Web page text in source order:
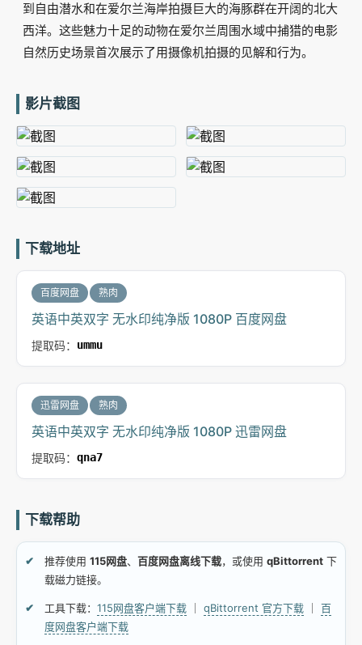
到自由潜水和在爱尔兰海岸拍摄巨大的海豚群在开阔的北大
西洋。这些魅力十足的动物在爱尔兰周围水域中捕猎的电影
自然历史场景首次展示了用摄像机拍摄的见解和行为。
影片截图
下载地址
百度网盘 熟肉
英语中英双字 无水印纯净版 1080P 百度网盘
提取码： ummu
迅雷网盘 熟肉
英语中英双字 无水印纯净版 1080P 迅雷网盘
提取码： qna7
下载帮助
推荐使用 115网盘、 百度网盘离线下载，或使用 qBittorrent 下
载磁力链接。
工具下载： 115网盘客户端下载 qBittorrent 官方下载
百
度网盘客户端下载